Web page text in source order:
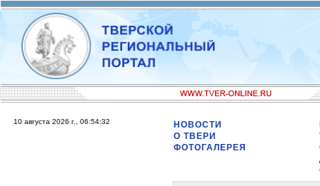
10 августа 2026 г., 06:54:32
НОВОСТИ
О ТВЕРИ
ФОТОГАЛЕРЕЯ